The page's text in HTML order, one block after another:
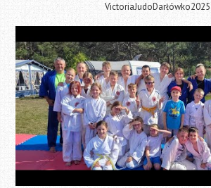
VictoriaJudoDarłówko2025